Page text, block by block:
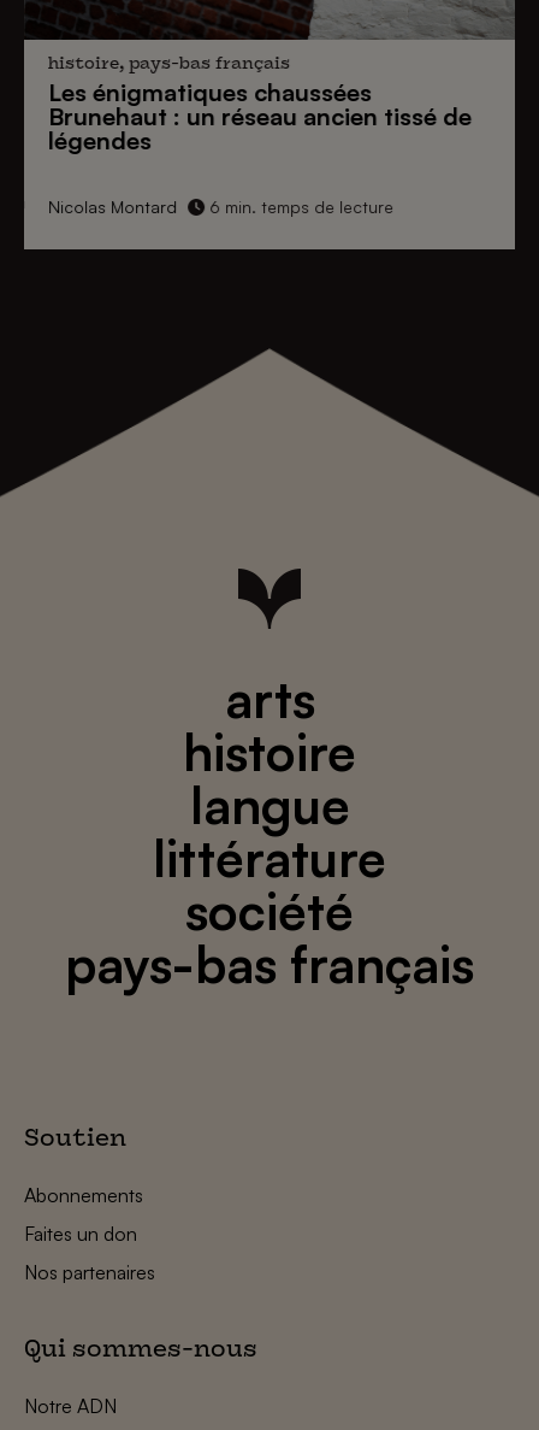
histoire, pays-bas français
Les énigmatiques chaussées
Brunehaut : un réseau ancien tissé de
légendes
Nicolas Montard 6 min. temps de lecture
arts
histoire
langue
littérature
société
pays-bas français
Soutien
Abonnements
Faites un don
Nos partenaires
Qui sommes-nous
Notre ADN